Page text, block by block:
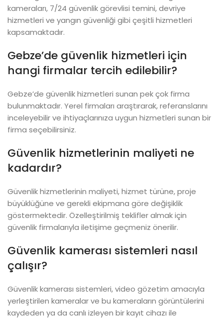
kameraları, 7/24 güvenlik görevlisi temini, devriye
hizmetleri ve yangın güvenliği gibi çeşitli hizmetleri
kapsamaktadır.
Gebze’de güvenlik hizmetleri için
hangi firmalar tercih edilebilir?
Gebze’de güvenlik hizmetleri sunan pek çok firma
bulunmaktadır. Yerel firmaları araştırarak, referanslarını
inceleyebilir ve ihtiyaçlarınıza uygun hizmetleri sunan bir
firma seçebilirsiniz.
Güvenlik hizmetlerinin maliyeti ne
kadardır?
Güvenlik hizmetlerinin maliyeti, hizmet türüne, proje
büyüklüğüne ve gerekli ekipmana göre değişiklik
göstermektedir. Özelleştirilmiş teklifler almak için
güvenlik firmalarıyla iletişime geçmeniz önerilir.
Güvenlik kamerası sistemleri nasıl
çalışır?
Güvenlik kamerası sistemleri, video gözetim amacıyla
yerleştirilen kameralar ve bu kameraların görüntülerini
kaydeden ya da canlı izleyen bir kayıt cihazı ile